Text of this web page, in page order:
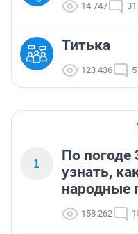
14 747 31
Титька
123 436
1
По
узнать,
народные
158 262